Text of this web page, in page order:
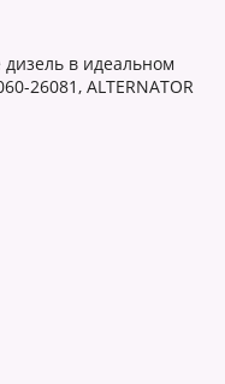
дизель в идеальном
26081, ALTERNATOR